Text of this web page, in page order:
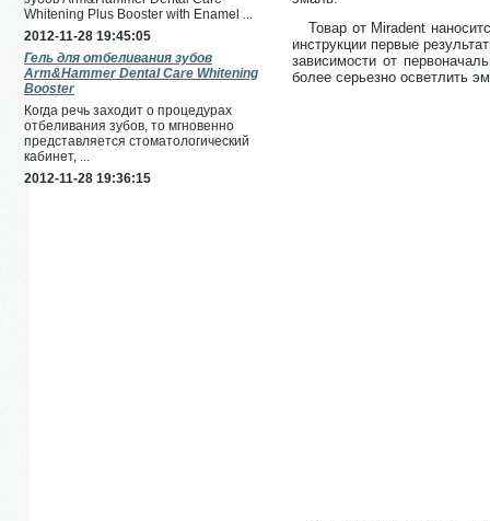
Whitening Plus Booster with Enamel ...
2012-11-28 19:45:05
Гель для отбеливания зубов
Arm&Hammer Dental Care Whitening
Booster
Когда речь заходит о процедурах
отбеливания зубов, то мгновенно
представляется стоматологический
кабинет, ...
2012-11-28 19:36:15
Товар от Miradent
инструкции первые
зависимости от
более серьезно осветлить